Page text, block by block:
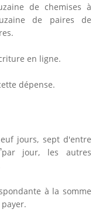
de chemises à
de paires de
en ligne.
dépense.
jours, sept d'entre
par jour, les autres
à la somme